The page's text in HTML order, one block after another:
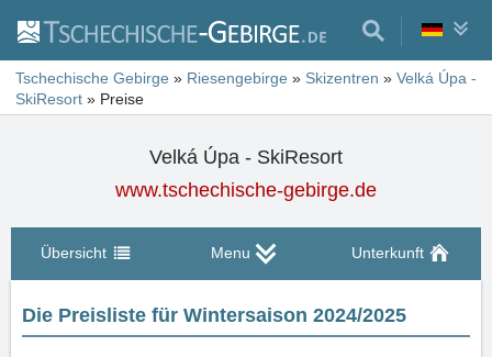
Tschechische Gebirge » Riesengebirge » Skizentren » Velká Úpa -
SkiResort » Preise
Velká Úpa - SkiResort
www.tschechische-gebirge.de
Übersicht Menu Unterkunft
Die Preisliste für Wintersaison 2024/2025